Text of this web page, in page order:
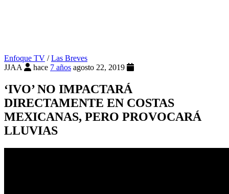
Enfoque TV /Las Breves
JJAA
hace 7 años agosto 22, 2019
‘IVO’ NO IMPACTARÁ
DIRECTAMENTE EN COSTAS
MEXICANAS, PERO PROVOCARÁ
LLUVIAS